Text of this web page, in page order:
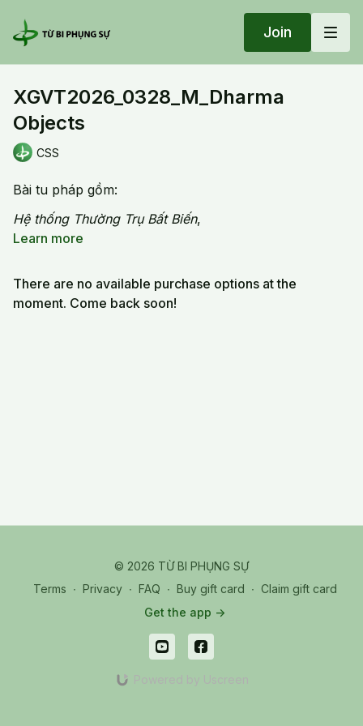
Join
XGVT2026_0328_M_Dharma
Objects
CSS
Bài tu pháp gồm:
Hệ thống Thường Trụ Bất Biến,
Hệ thống Liên Hoa Bồ‑đề Tâm
The dharma object session includes:
Learn more
There are no available purchase options at the
moment. Come back soon!
© 2026 TỪ BI PHỤNG SỰ
Terms ∙ Privacy ∙ FAQ ∙ Buy gift card ∙ Claim gift card
Get the app ->
Powered by Uscreen